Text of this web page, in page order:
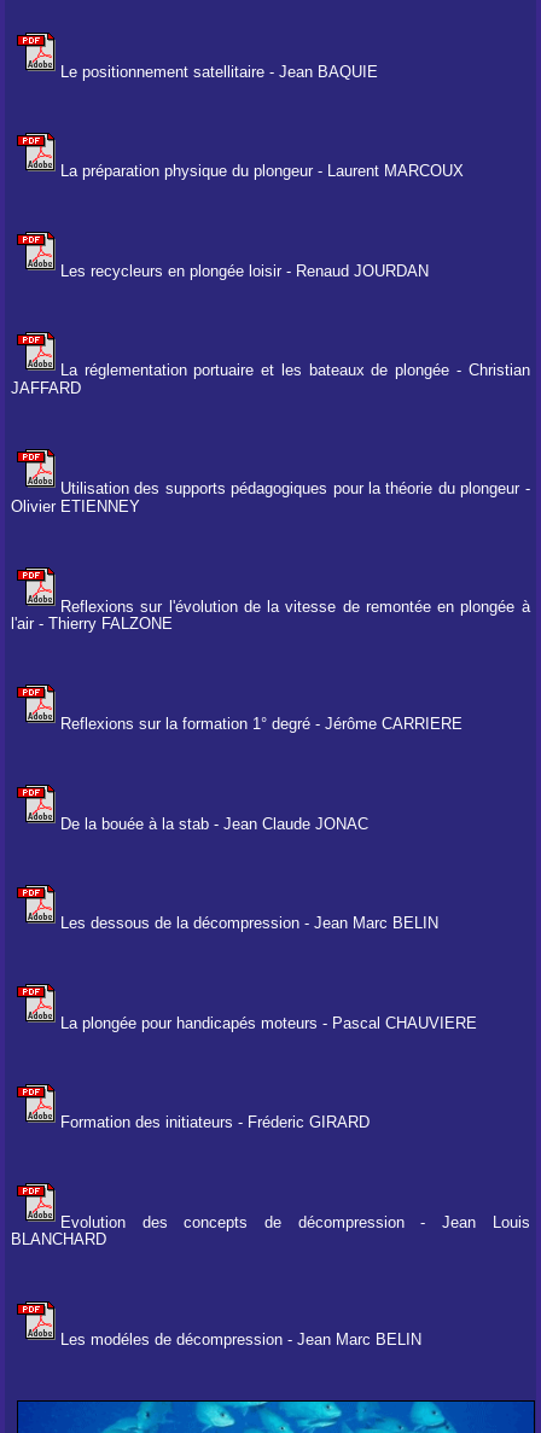
Le positionnement satellitaire - Jean BAQUIE
La préparation physique du plongeur - Laurent MARCOUX
Les recycleurs en plongée loisir - Renaud JOURDAN
La réglementation portuaire et les bateaux de plongée - Christian
JAFFARD
Utilisation des supports pédagogiques pour la théorie du plongeur -
Olivier ETIENNEY
Reflexions sur l'évolution de la vitesse de remontée en plongée à
l'air - Thierry FALZONE
Reflexions sur la formation 1° degré - Jérôme CARRIERE
De la bouée à la stab - Jean Claude JONAC
Les dessous de la décompression - Jean Marc BELIN
La plongée pour handicapés moteurs - Pascal CHAUVIERE
Formation des initiateurs - Fréderic GIRARD
Evolution des concepts de décompression - Jean Louis
BLANCHARD
Les modéles de décompression - Jean Marc BELIN